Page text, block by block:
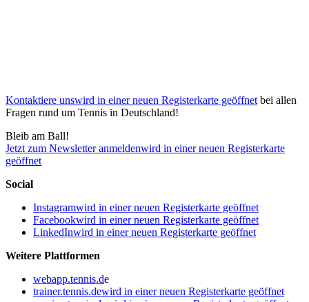
Kontaktiere unswird in einer neuen Registerkarte geöffnet bei allen
Fragen rund um Tennis in Deutschland!
Bleib am Ball!
Jetzt zum Newsletter anmeldenwird in einer neuen Registerkarte
geöffnet
Social
Instagramwird in einer neuen Registerkarte geöffnet
Facebookwird in einer neuen Registerkarte geöffnet
LinkedInwird in einer neuen Registerkarte geöffnet
Weitere Plattformen
webapp.tennis.de
trainer.tennis.dewird in einer neuen Registerkarte geöffnet